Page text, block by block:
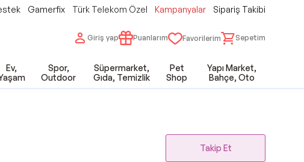
Gamerfix Türk Telekom Özel Kampanyalar Sipariş Takibi
Giriş yap Puanlarım Favorilerim Sepetim
Ev,
Spor,
Outdoor
Süpermarket,
Gıda, Temizlik
Pet
Shop
Yapı Market,
Bahçe, Oto
Takip Et